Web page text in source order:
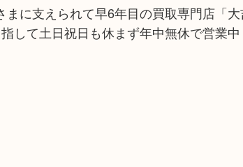
に支えられて早6年目の買取専門店「
して土日祝日も休まず年中無休で営業